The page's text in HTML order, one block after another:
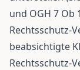
und OGH 7 Ob
Rechtsschutz-
beabsichtigte
Rechtsschutz-